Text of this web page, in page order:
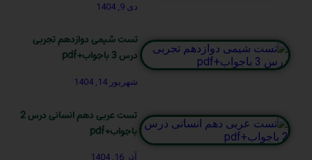
دی 9, 1404
تست شیمی دوازدهم تجربی
درس 3 باجواب+pdf
شهریور 14, 1404
تست عربی دهم انسانی درس 2
باجواب+pdf
آذر 16, 1404